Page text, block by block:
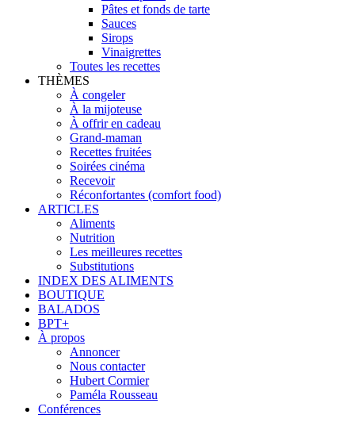
Pâtes et fonds de tarte
Sauces
Sirops
Vinaigrettes
Toutes les recettes
THÈMES
À congeler
À la mijoteuse
À offrir en cadeau
Grand-maman
Recettes fruitées
Soirées cinéma
Recevoir
Réconfortantes (comfort food)
ARTICLES
Aliments
Nutrition
Les meilleures recettes
Substitutions
INDEX DES ALIMENTS
BOUTIQUE
BALADOS
BPT+
À propos
Annoncer
Nous contacter
Hubert Cormier
Paméla Rousseau
Conférences